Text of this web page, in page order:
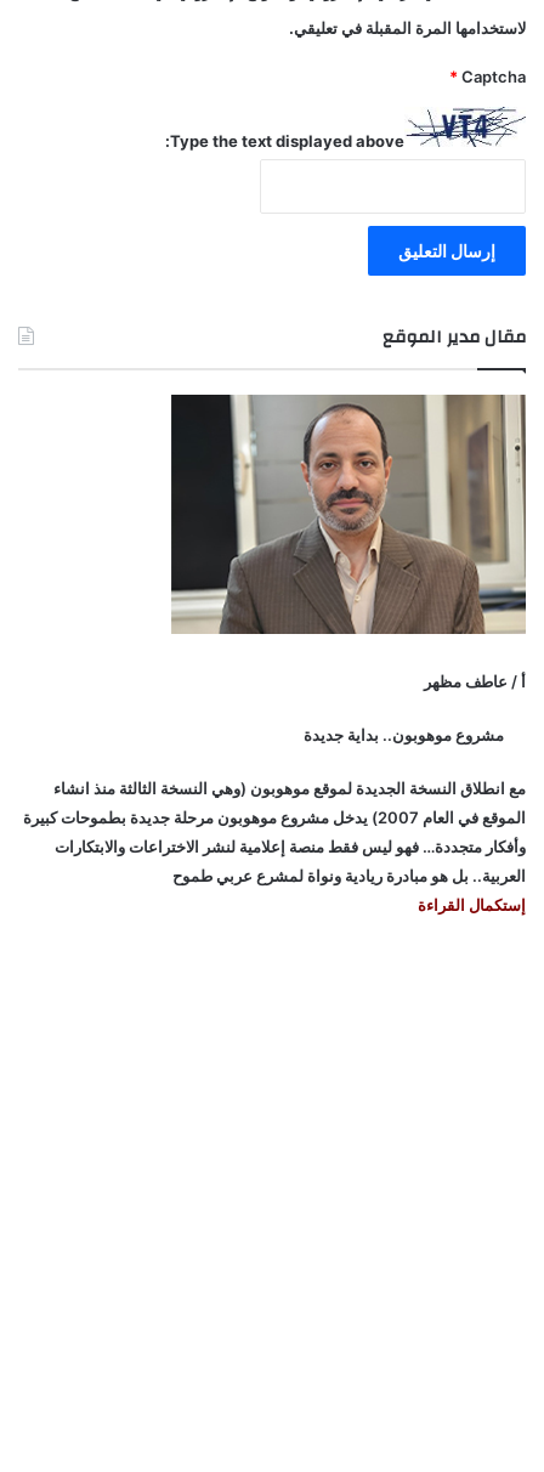
لاستخدامها المرة المقبلة في تعليقي.
Captcha
*
Type the text displayed above:
مقال مدير الموقع
أ / عاطف مظهر
مشروع موهوبون.. بداية جديدة
مع انطلاق النسخة الجديدة لموقع موهوبون (وهي النسخة الثالثة منذ انشاء
الموقع في العام 2007) يدخل مشروع موهوبون مرحلة جديدة بطموحات كبيرة
وأفكار متجددة… فهو ليس فقط منصة إعلامية لنشر الاختراعات والابتكارات
العربية.. بل هو مبادرة ريادية ونواة لمشرع عربي طموح
إستكمال القراءة